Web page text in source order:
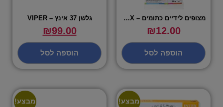
מצופים לידיים כתומים – INTEX
₪12.00
הוספה לסל
גלשן 37 אינץ – VIPER
₪99.00
הוספה לסל
מבצע! מבצע!